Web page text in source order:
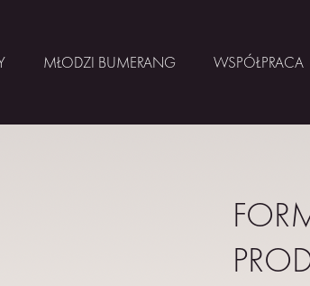
MŁODZI BUMERANG WSPÓŁPRACA